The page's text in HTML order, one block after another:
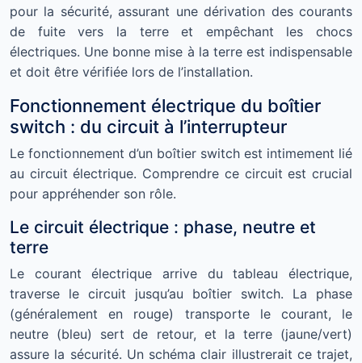
pour la sécurité, assurant une dérivation des courants
de fuite vers la terre et empêchant les chocs
électriques. Une bonne mise à la terre est indispensable
et doit être vérifiée lors de l’installation.
Fonctionnement électrique du boîtier
switch : du circuit à l’interrupteur
Le fonctionnement d’un boîtier switch est intimement lié
au circuit électrique. Comprendre ce circuit est crucial
pour appréhender son rôle.
Le circuit électrique : phase, neutre et
terre
Le courant électrique arrive du tableau électrique,
traverse le circuit jusqu’au boîtier switch. La phase
(généralement en rouge) transporte le courant, le
neutre (bleu) sert de retour, et la terre (jaune/vert)
assure la sécurité. Un schéma clair illustrerait ce trajet,